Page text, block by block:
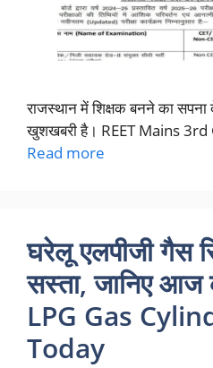
राजस्थान में शिक्षक बनने का
खुशखबरी है। REET Mains
Read more
घरेलू एलपीजी गैस
सस्ता, जानिए आज
LPG Gas
Today